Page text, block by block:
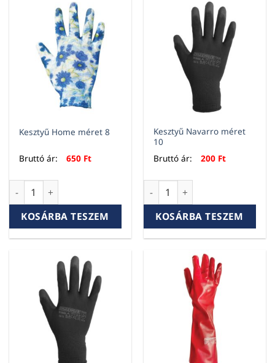
Kesztyű Home méret 8
Bruttó ár: 650 Ft
Kesztyű Home méret 8 mennyiség
KOSÁRBA TESZEM
Kesztyű Navarro méret
10
Bruttó ár:
200 Ft
Kesztyű Navarro méret 10
KOSÁRBA TESZEM